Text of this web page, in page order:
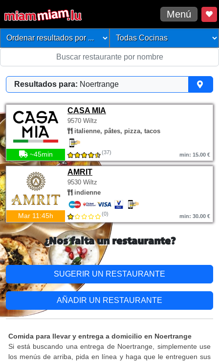
Menú
Resultados para: Noertrange
CASA MIA
9570 Wiltz
italienne, pâtes, pizza, tacos
~45min (37) min: 15.00 €
AMRIT
9530 Wiltz
indienne
Mar 11:45h (0) min: 30.00 €
¿Nos falta un restaurante?
SUGERIR UN RESTAURANTE
AÑADIR UN RESTAURANTE
Comida para llevar y entrega a domicilio en Noertrange
Si está buscando una entrega de Noertrange, simplemente use
los menús de arriba, pida en línea y haga que le entreguen sus